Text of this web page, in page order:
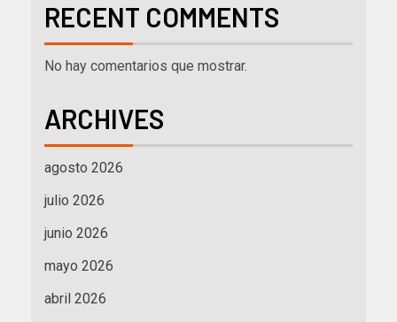
RECENT COMMENTS
No hay comentarios que mostrar.
ARCHIVES
agosto 2026
julio 2026
junio 2026
mayo 2026
abril 2026